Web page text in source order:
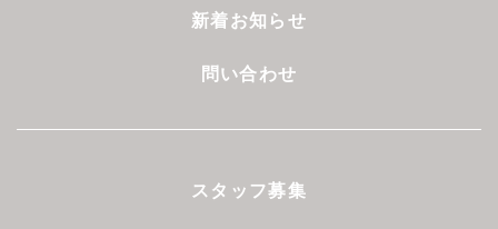
新着お知らせ
問い合わせ
スタッフ募集